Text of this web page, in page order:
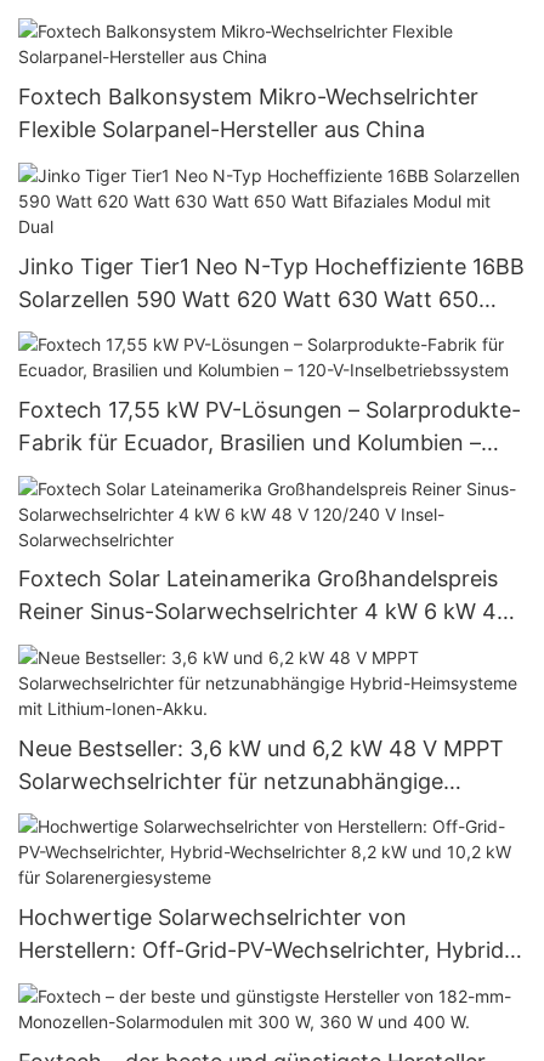
Foxtech Balkonsystem Mikro-Wechselrichter
Flexible Solarpanel-Hersteller aus China
Jinko Tiger Tier1 Neo N-Typ Hocheffiziente 16BB
Solarzellen 590 Watt 620 Watt 630 Watt 650
Watt Bifaziales Modul mit Dual
Foxtech 17,55 kW PV-Lösungen – Solarprodukte-
Fabrik für Ecuador, Brasilien und Kolumbien –
120-V-Inselbetriebssystem
Foxtech Solar Lateinamerika Großhandelspreis
Reiner Sinus-Solarwechselrichter 4 kW 6 kW 48
V 120/240 V Insel-Solarwechselrichter
Neue Bestseller: 3,6 kW und 6,2 kW 48 V MPPT
Solarwechselrichter für netzunabhängige
Hybrid-Heimsysteme mit Lithium-Ionen-Akku.
Hochwertige Solarwechselrichter von
Herstellern: Off-Grid-PV-Wechselrichter, Hybrid-
Wechselrichter 8,2 kW und 10,2 kW für
Solarenergiesysteme